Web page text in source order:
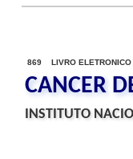
869 LIVRO ELETRONICO
CANCER
INSTITUTO